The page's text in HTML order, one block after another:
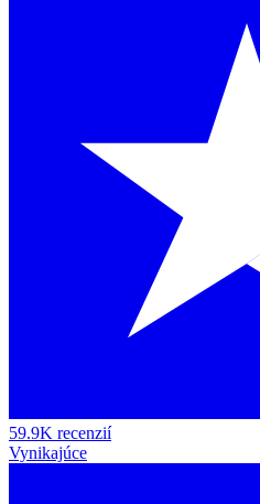
59.9K recenzií
Vynikajúce